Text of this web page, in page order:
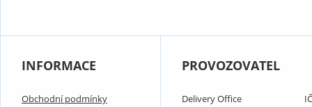
INFORMACE
Obchodní podmínky
PROVOZOVATEL
Delivery Office